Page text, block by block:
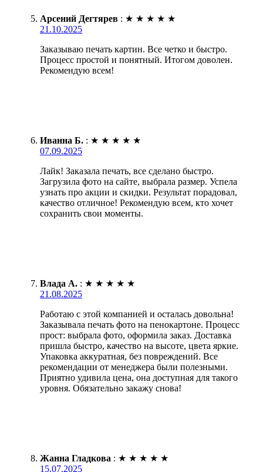
Арсений Дегтярев : ★ ★ ★ ★ ★
21.10.2025
Заказываю печать картин. Все четко и быстро.
Процесс простой и понятный. Итогом доволен.
Рекомендую всем!
Иванна Б. : ★ ★ ★ ★ ★
07.09.2025
Лайк! Заказала печать, все сделано быстро.
Загрузила фото на сайте, выбрала размер. Успела
узнать про акции и скидки. Результат порадовал,
качество отличное! Рекомендую всем, кто хочет
сохранить свои моменты.
Влада А. : ★ ★ ★ ★ ★
21.08.2025
Работаю с этой компанией и осталась довольна!
Заказывала печать фото на пенокартоне. Процесс
прост: выбрала фото, оформила заказ. Доставка
пришла быстро, качество на высоте, цвета яркие.
Упаковка аккуратная, без повреждений. Все
рекомендации от менеджера были полезными.
Приятно удивила цена, она доступная для такого
уровня. Обязательно закажу снова!
Жанна Гладкова : ★ ★ ★ ★ ★
15.07.2025